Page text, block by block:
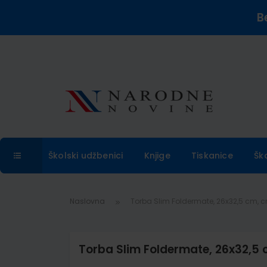
Školski udžbenici Knjige Tiskanice
Naslovna
Torba Slim Foldermate, 26x32,5